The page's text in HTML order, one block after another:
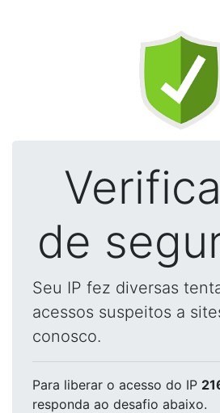
de
Seu IP fez diversas
acessos suspeitos a
conosco.
Para liberar o acesso do IP
responda ao desafio abaixo.